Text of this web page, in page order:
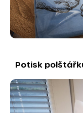
Potisk